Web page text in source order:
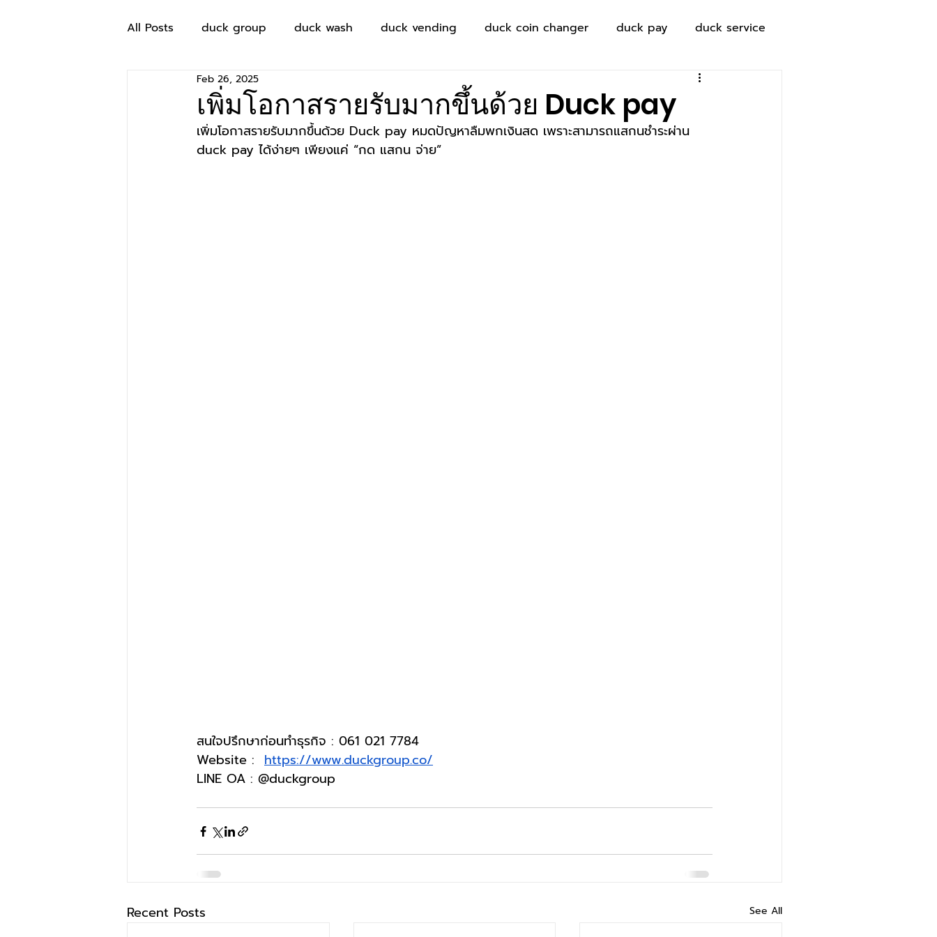
All Posts duck group duck wash duck vending duck coin changer duck pay duck service
เพิ่มโอกาสรายรับมากขึ้นด้วย Duck pay
Feb 26, 2025
เพิ่มโอกาสรายรับมากขึ้นด้วย Duck pay หมดปัญหาลืมพกเงินสด เพราะสามารถแสกนชำระผ่าน
duck pay ได้ง่ายๆ เพียงแค่ “กด แสกน จ่าย”
สนใจปรึกษาก่อนทำธุรกิจ : 061 021 7784
Website : https://www.duckgroup.co/
LINE OA : @duckgroup
Recent Posts See All